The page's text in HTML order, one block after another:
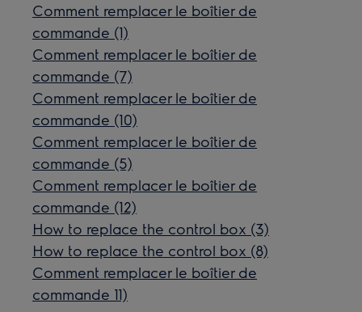
Comment remplacer le boîtier de
commande (1)
Comment remplacer le boîtier de
commande (7)
Comment remplacer le boîtier de
commande (10)
Comment remplacer le boîtier de
commande (5)
Comment remplacer le boîtier de
commande (12)
How to replace the control box (3)
How to replace the control box (8)
Comment remplacer le boîtier de
commande 11)